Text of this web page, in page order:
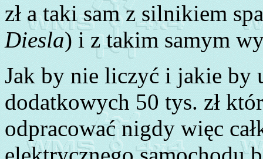
zł a taki sam z silnikiem
Diesla) i z takim samym
Jak by nie liczyć i jakie by
dodatkowych 50 tys. zł
odpracować nigdy więc